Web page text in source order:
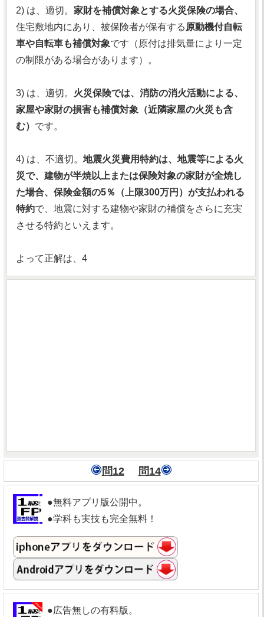
2) は、適切。 家財を補償対象とする火災保険の場合、
住宅敷地内にあり、被保険者が保有する 原動機付自転
車や自転車も補償対象です（原付は排気量により一定
の制限がある場合があります）。
3) は、適切。 火災保険では、消防の消火活動による、
家屋や家財の損害も補償対象（近隣家屋の火災も含
む） です。
4) は、不適切。 地震火災費用特約は、地震等による火
災で、建物が半焼以上または保険対象の家財が全焼し
た場合、保険金額の5％（上限300万円）が支払われる
特約で、地震に対する建物や家財の補償をさらに充実
させる特約といえます。
よって正解は、4
問12 問14
●無料アプリ版公開中。
●学科も実技も完全無料！
●広告無しの有料版。